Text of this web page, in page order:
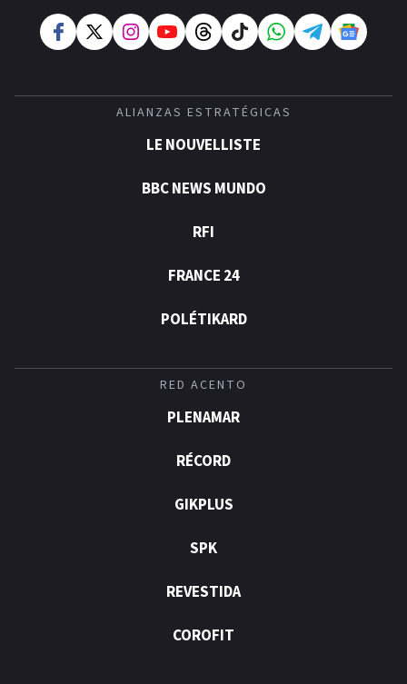
ALIANZAS ESTRATÉGICAS
LE NOUVELLISTE
BBC NEWS MUNDO
RFI
FRANCE 24
POLÉTIKARD
RED ACENTO
PLENAMAR
RÉCORD
GIKPLUS
SPK
REVESTIDA
COROFIT